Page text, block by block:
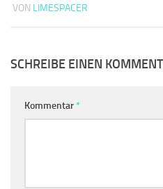
VON LIMESPACER
SCHREIBE EINEN
Kommentar*